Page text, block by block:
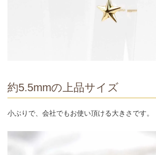
約5.5mmの上品サイズ
小ぶりで、会社でもお使い頂ける大きさです。